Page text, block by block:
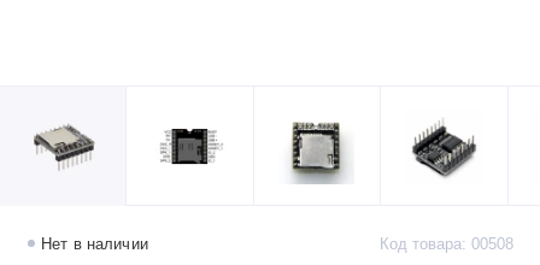
Нет в наличии Код товара: 00508